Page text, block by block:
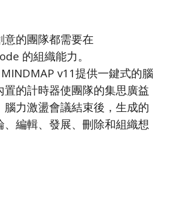
意的團隊都需要在
的組織能力。
v11提供一鍵式的腦
置的計時器使團隊的集思廣益
腦力激盪會議結束後，生成的
、編輯、發展、刪除和組織想